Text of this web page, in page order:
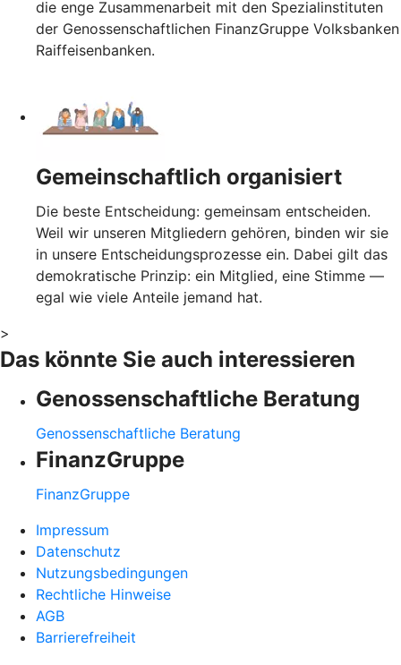
die enge Zusammenarbeit mit den Spezialinstituten
der Genossenschaftlichen FinanzGruppe Volksbanken
Raiffeisenbanken.
Gemeinschaftlich organisiert
Die beste Entscheidung: gemeinsam entscheiden.
Weil wir unseren Mitgliedern gehören, binden wir sie
in unsere Entscheidungsprozesse ein. Dabei gilt das
demokratische Prinzip: ein Mitglied, eine Stimme —
egal wie viele Anteile jemand hat.
>
Das könnte Sie auch interessieren
Genossenschaftliche Beratung
Genossenschaftliche Beratung
FinanzGruppe
FinanzGruppe
Impressum
Datenschutz
Nutzungsbedingungen
Rechtliche Hinweise
AGB
Barrierefreiheit